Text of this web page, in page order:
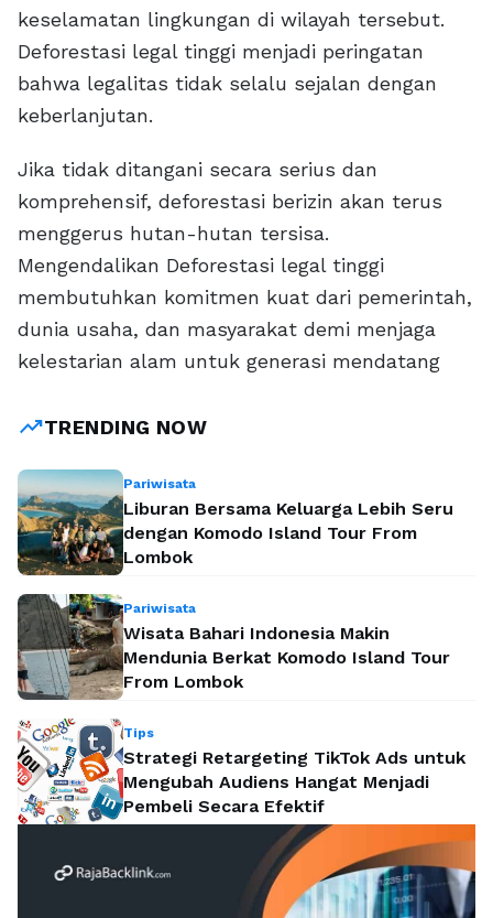
keselamatan lingkungan di wilayah tersebut.
Deforestasi legal tinggi menjadi peringatan
bahwa legalitas tidak selalu sejalan dengan
keberlanjutan.
Jika tidak ditangani secara serius dan
komprehensif, deforestasi berizin akan terus
menggerus hutan-hutan tersisa.
Mengendalikan Deforestasi legal tinggi
membutuhkan komitmen kuat dari pemerintah,
dunia usaha, dan masyarakat demi menjaga
kelestarian alam untuk generasi mendatang
trending_upTRENDING NOW
Pariwisata
Liburan Bersama Keluarga Lebih Seru
dengan Komodo Island Tour From
Lombok
Pariwisata
Wisata Bahari Indonesia Makin
Mendunia Berkat Komodo Island Tour
From Lombok
Tips
Strategi Retargeting TikTok Ads untuk
Mengubah Audiens Hangat Menjadi
Pembeli Secara Efektif